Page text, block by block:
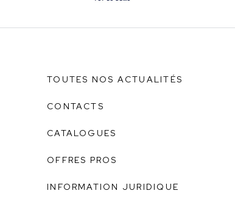
TOUTES NOS ACTUALITÉS
CONTACTS
CATALOGUES
OFFRES PROS
INFORMATION JURIDIQUE